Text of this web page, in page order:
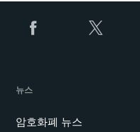
뉴스
암호화폐 뉴스